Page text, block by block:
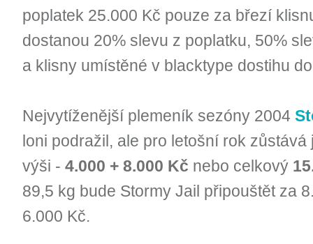
poplatek 25.000 Kč pouze za březí
dostanou 20% slevu z poplatku, 50%
a klisny umístěné v blacktype dostihu
Nejvytíženější plemeník sezóny 2004
loni podražil, ale pro letošní rok
výši - 4.000 + 8.000 Kč nebo celkový
89,5 kg bude Stormy Jail připouštět za
6.000 Kč.